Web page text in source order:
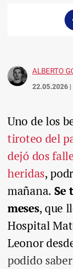
ALBERTO
22.05.2026 |
Uno de los
tiroteo del
dejó dos
heridas,
mañana. Se
meses, que
Hospital
Leonor
podido